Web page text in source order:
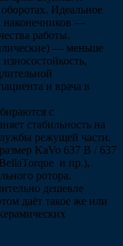
Идеальное
наконечников —
работы.
— меньше
и врача в
с
стабильность на
режущей части.
KaVo 637 B / 637
и пр.),
ротора.
дешевле
даёт такое же или